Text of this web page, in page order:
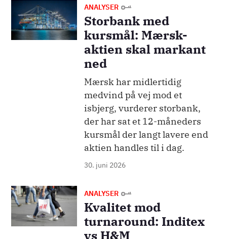
Billede ANALYSER
Storbank med
kursmål: Mærsk-
aktien skal markant
ned
Mærsk har midlertidig
medvind på vej mod et
isbjerg, vurderer storbank,
der har sat et 12-måneders
kursmål der langt lavere end
aktien handles til i dag.
30. juni 2026
Billede ANALYSER
Kvalitet mod
turnaround: Inditex
vs H&M